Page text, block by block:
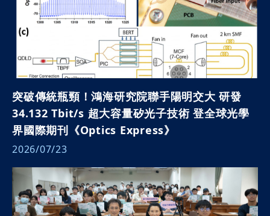
突破傳統瓶頸！鴻海研究院聯手陽明交大 研發
34.132 Tbit/s 超大容量矽光子技術 登全球光學
界國際期刊《Optics Express》
2026/07/23